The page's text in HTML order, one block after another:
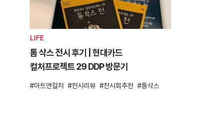
LIFE
톰 삭스 전시 후기 | 현대카드
컬처프로젝트 29 DDP 방문기
아트앤컬처 전시리뷰 전시회추천 톰삭스